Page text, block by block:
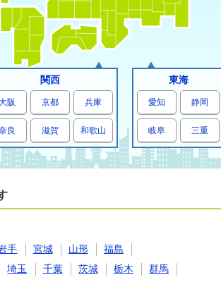
東海
愛知 静岡
岐阜 三重
関西
阪 京都 兵庫
良 滋賀 和歌山
手 宮城 山形
福島
埼玉 千葉 茨城 栃木
群馬